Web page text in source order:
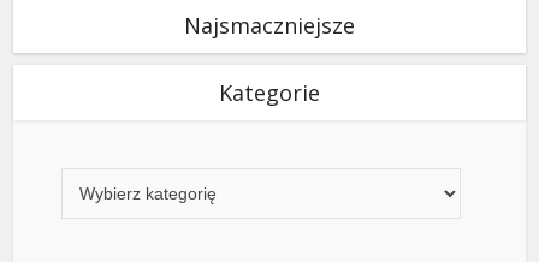
Najsmaczniejsze
Kategorie